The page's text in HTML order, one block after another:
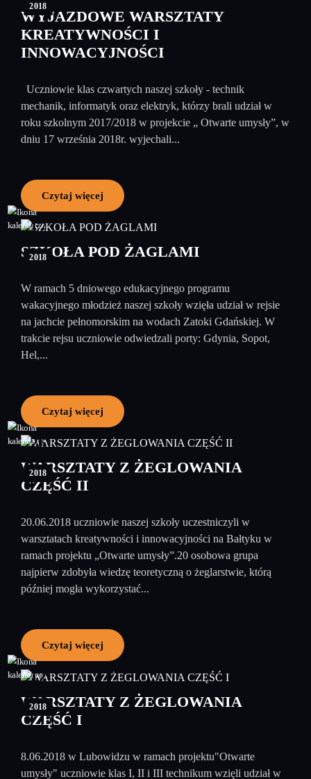
2018
WYJAZDOWE WARSZTATY
KREATYWNOŚCI I
INNOWACYJNOŚCI
Uczniowie klas czwartych naszej szkoły - technik
mechanik, informatyk oraz elektryk, którzy brali udział w
roku szkolnym 2017/2018 w projekcie „ Otwarte umysły”, w
dniu 17 września 2018r. wyjechali...
Czytaj więcej
17
2018
SZKOŁA POD ŻAGLAMI
W ramach 5 dniowego edukacyjnego programu
wakacyjnego młodzież naszej szkoły wzięła udział w rejsie
na jachcie pełnomorskim na wodach Zatoki Gdańskiej. W
trakcie rejsu uczniowie odwiedzali porty: Gdynia, Sopot,
Hel,...
Czytaj więcej
26
2018
WARSZTATY Z ŻEGLOWANIA
CZĘŚĆ II
20.06.2018 uczniowie naszej szkoły uczestniczyli w
warsztatach kreatywności i innowacyjności na Bałtyku w
ramach projektu „Otwarte umysły”.20 osobowa grupa
najpierw zdobyła wiedzę teoretyczną o żeglarstwie, którą
później mogła wykorzystać...
Czytaj więcej
12
2018
WARSZTATY Z ŻEGLOWANIA
CZĘŚĆ I
8.06.2018 w Lubowidzu w ramach projektu"Otwarte
umysły" uczniowie klas I, II i III technikum wzięli udział w